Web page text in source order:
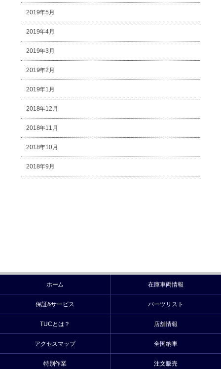
2019年5月
2019年4月
2019年3月
2019年2月
2019年1月
2018年12月
2018年11月
2018年10月
2018年9月
ホーム 在庫車両情報
保証&サービス パーツリスト
TUCとは？ 店舗情報
アクセスマップ 全国納車
特別作業 注文販売